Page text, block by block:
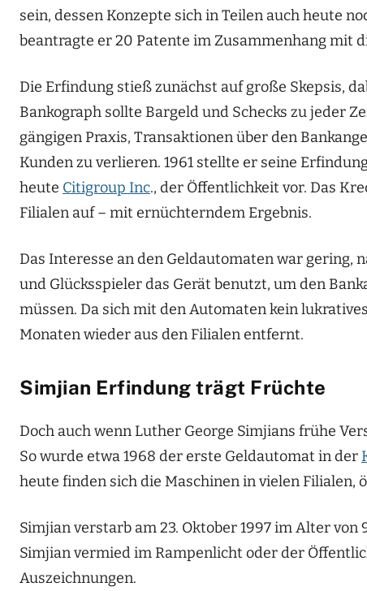
sein, dessen Konzepte sich in Teilen auch heute
beantragte er 20 Patente im Zusammenhang mit
Die Erfindung stieß zunächst auf große Skepsis,
Bankograph sollte Bargeld und Schecks zu jeder
gängigen Praxis, Transaktionen über den
Kunden zu verlieren. 1961 stellte er seine
heute Citigroup Inc., der Öffentlichkeit vor. Das
Filialen auf– mit ernüchterndem Ergebnis.
Das Interesse an den Geldautomaten war
und Glücksspieler das Gerät benutzt, um den
müssen. Da sich mit den Automaten kein
Monaten wieder aus den Filialen entfernt.
Simjian Erfindung trägt Früchte
Doch auch wenn Luther George Simjians frühe
So wurde etwa 1968 der erste Geldautomat in der
heute finden sich die Maschinen in vielen Filialen,
Simjian verstarb am 23. Oktober 1997 im Alter
Simjian vermied im Rampenlicht oder der
Auszeichnungen.